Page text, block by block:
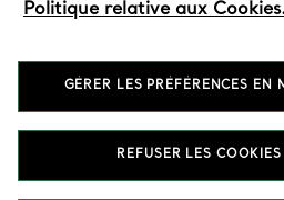
Accueil / Trouver
Liste des
Politique relative aux
GÉRER LES PRÉFÉRENCES EN
REFUSER LES